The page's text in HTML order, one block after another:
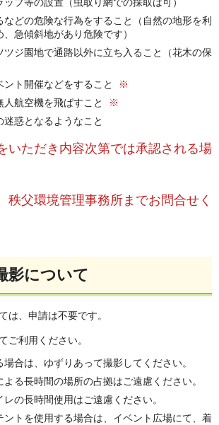
どの危険な行為をすること（自然の地形を利
急傾斜地があり危険です）
ツジ園地で通路以外に立ち入ること（花木の保
ント開催などをすること
※
人航空機を飛ばすこと
※
迷惑となるようなこと
いただき内容次第では承認される場
環境管理事務所までお問合せく
影について
は、申請は不要です。
ご利用ください。
合は、ゆずりあって撮影してください。
る長時間の場所の占拠はご遠慮ください。
の長時間使用はご遠慮ください。
ントを使用する場合は、イベント広場にて、着